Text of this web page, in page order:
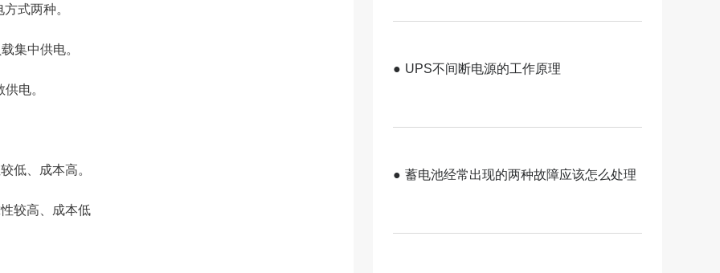
式两种。
集中供电。
电。
低、成本高。
较高、成本低
● UPS不间断电源的工作原理
● 蓄电池经常出现的两种故障应该怎么处理